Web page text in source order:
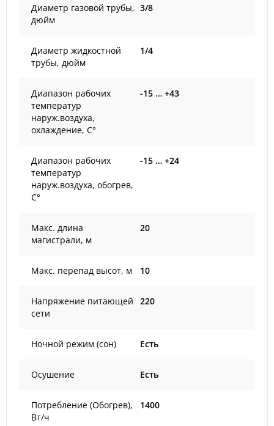
Диаметр газовой трубы,
дюйм
3/8
Диаметр жидкостной
трубы, дюйм
1/4
Диапазон рабочих
температур
наруж.воздуха,
охлаждение, С°
-15 … +43
Диапазон рабочих
температур
наруж.воздуха, обогрев,
С°
-15 … +24
Макс. длина
магистрали, м
20
Макс. перепад высот, м 10
Напряжение питающей
сети
220
Ночной режим (сон) Есть
Осушение Есть
Потребление (Обогрев),
Вт/ч
1400